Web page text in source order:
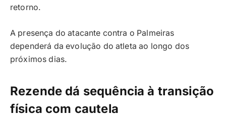
retorno.
A presença do atacante contra o Palmeiras
dependerá da evolução do atleta ao longo dos
próximos dias.
Rezende dá sequência à transição
física com cautela